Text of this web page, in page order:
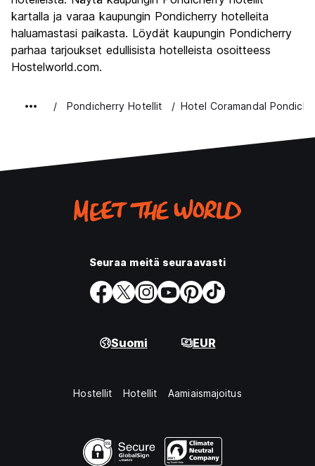
Rahanarvoinen
kartalla ja varaa kaupungin Pondicherry hotelleita
haluamastasi paikasta. Löydät kaupungin Pondicherry
parhaa tarjoukset edullisista hotelleista osoitteess
Hostelworld.com.
Pondicherry Hotellit Hotel Coramandal
Seuraa meitä seuraavasti
Suomi EUR
Hostellit Hotellit Aamiaismajoitus